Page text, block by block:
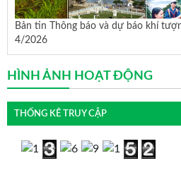
Bản tin Thông báo và dự báo khí
4/2026
HÌNH ẢNH HOẠT ĐỘNG
THỐNG KÊ TRUY CẬP